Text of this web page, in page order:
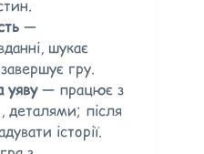
—
шукає
гру.
уяву— працює з
після
історії.